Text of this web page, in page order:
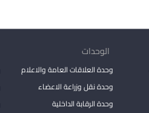
الوحدات
وحدة العلاقات العامة والاعلام
وحدة نقل وزراعة الاعضاء
وحدة الرقابة الداخلية